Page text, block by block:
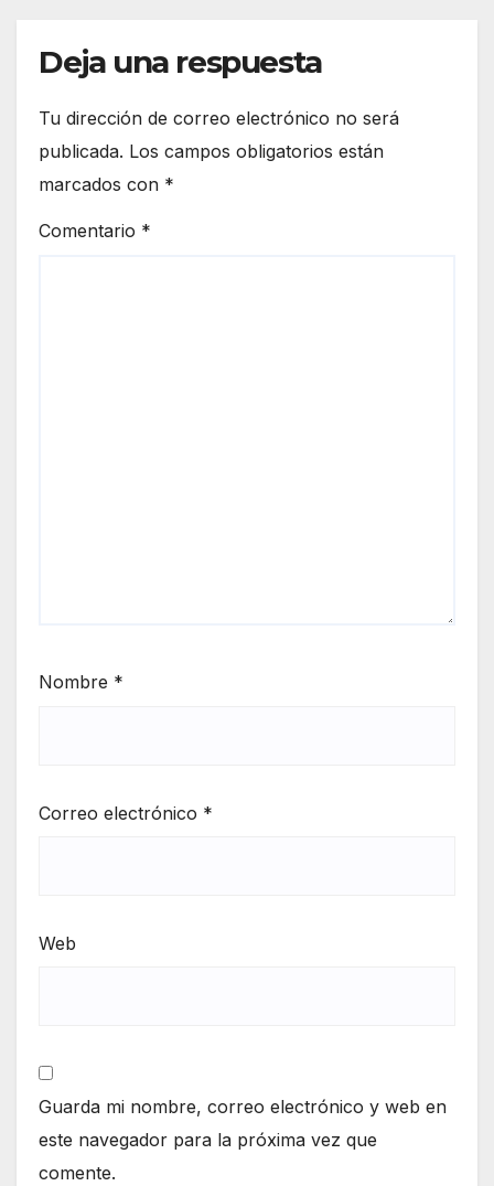
Deja una respuesta
Tu dirección de correo electrónico no será
publicada. Los campos obligatorios están
marcados con *
Comentario *
Nombre *
Correo electrónico *
Web
Guarda mi nombre, correo electrónico y web en
este navegador para la próxima vez que
comente.